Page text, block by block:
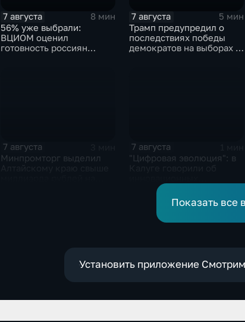
7 августа
8 мин
56% уже выбрали:
ВЦИОМ оценил
готовность россиян
7 августа
5 мин
Трамп предупредил о
последствиях победы
демократов на выборах в
7 августа
Минпромторг выделил
7 августа
"Цифровая эволюция": в
IT‑проектах
Показать все
Установить приложение Смотрим